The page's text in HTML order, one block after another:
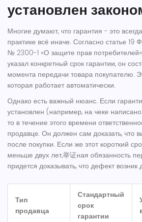
установлен
Многие думают, что гарантия - это
практике всё иначе. Согласно статье 19
№ 2300-1 «О защите прав
указал конкретный срок гарантии, он
момента передачи товара покупателю.
которая работает автоматически.
Однако есть важный нюанс. Если
установлен (например, на чеке
то в течение этого времени
продавце. Он должен сам доказать, что
после покупки. Если же этот короткий
меньше двух лет,举证ная обязанность
придется доказывать, что дефект возник
Тип
продавца
Стандартный
срок
гарантии